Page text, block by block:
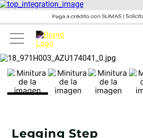
Legging Step